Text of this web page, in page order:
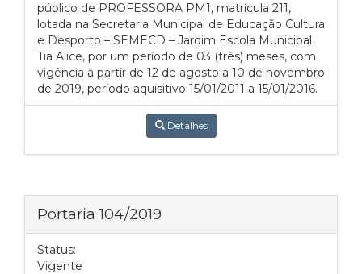
público de PROFESSORA PM1, matrícula 211,
lotada na Secretaria Municipal de Educação Cultura
e Desporto – SEMECD – Jardim Escola Municipal
Tia Alice, por um período de 03 (três) meses, com
vigência a partir de 12 de agosto a 10 de novembro
de 2019, período aquisitivo 15/01/2011 a 15/01/2016.
Detalhes
Portaria 104/2019
Status:
Vigente